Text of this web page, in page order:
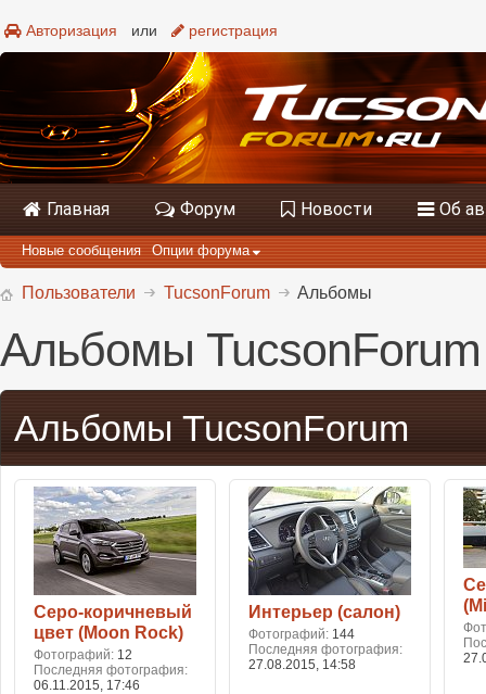
Авторизация или регистрация
Главная Форум Новости Об
Новые сообщения Опции форума
Пользователи TucsonForum Альбомы
Альбомы TucsonForum
Альбомы TucsonForum
Серо-коричневый
цвет (Moon Rock)
Фотографий 12
Последняя фотография
06.11.2015, 17:46
Интерьер (салон)
Фотографий 144
Последняя фотография
27.08.2015, 14:58